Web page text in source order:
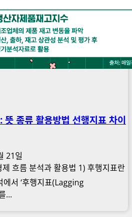
뜻 종류 활용방법 선행지표 차이
21일
흐름 분석과 활용법 1) 후행지표란
서 ‘후행지표(Lagging
...